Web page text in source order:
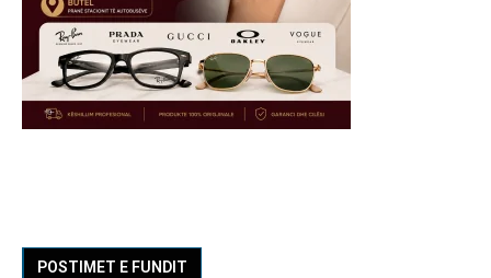
POSTIMET E FUNDIT